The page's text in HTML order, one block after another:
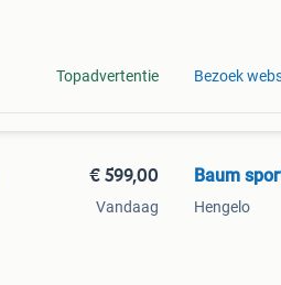
Topadvertentie Bezoek
€ 599,00
Vandaag
Baum
Hengelo